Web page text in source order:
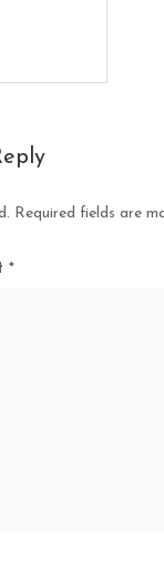
Required fields are
*